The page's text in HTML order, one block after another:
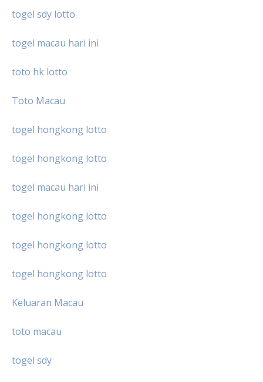
togel sdy lotto
togel macau hari ini
toto hk lotto
Toto Macau
togel hongkong lotto
togel hongkong lotto
togel macau hari ini
togel hongkong lotto
togel hongkong lotto
togel hongkong lotto
Keluaran Macau
toto macau
togel sdy